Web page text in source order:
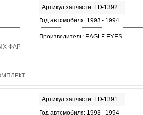
Артикул запчасти: FD-1392
Год автомобиля: 1993 - 1994
Производитель: EAGLE EYES
Артикул запчасти: FD-1391
Год автомобиля: 1993 - 1994